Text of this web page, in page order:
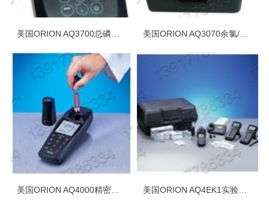
美国ORION AQ3700总磷总氮COD（余氯/总氯、硬度、色度、浊度等） 美国ORION AQ3070余氯/总氯比色计测量仪
美国ORION AQ4000精密防水型便携式多参数（COD、余氯/总氯等）水